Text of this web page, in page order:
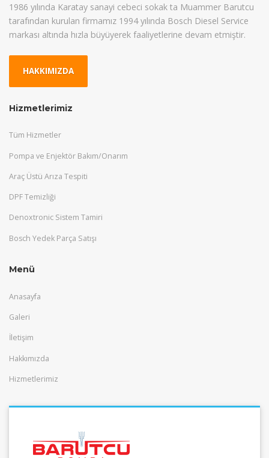
1986 yılında Karatay sanayi cebeci sokak ta Muammer Barutcu
tarafından kurulan firmamız 1994 yılında Bosch Diesel Service
markası altında hızla büyüyerek faaliyetlerine devam etmiştir.
HAKKIMIZDA
Hizmetlerimiz
Tüm Hizmetler
Pompa ve Enjektör Bakım/Onarım
Araç Üstü Arıza Tespiti
DPF Temizliği
Denoxtronic Sistem Tamiri
Bosch Yedek Parça Satışı
Menü
Anasayfa
Galeri
İletişim
Hakkımızda
Hizmetlerimiz